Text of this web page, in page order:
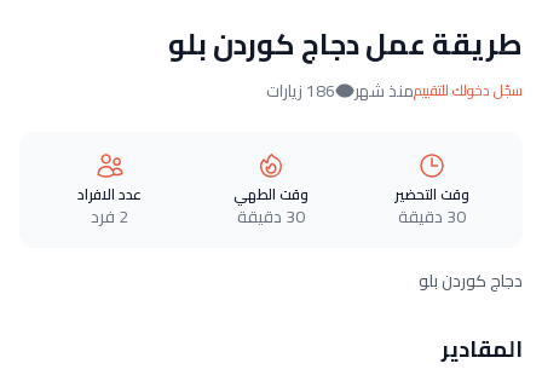
طريقة عمل دجاج كوردن بلو
سجّل دخولك للتقييممنذ شهر 186 زيارات
وقت التحضير
30 دقيقة
وقت الطهي
30 دقيقة
عدد الافراد
2 فرد
دجاج كوردن بلو
المقادير